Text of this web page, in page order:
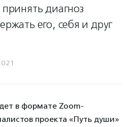
диагноз
его, себя и друг
в формате Zoom-
проекта «Путь души»